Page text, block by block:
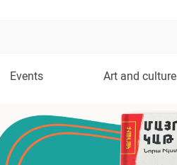
Events Art and culture